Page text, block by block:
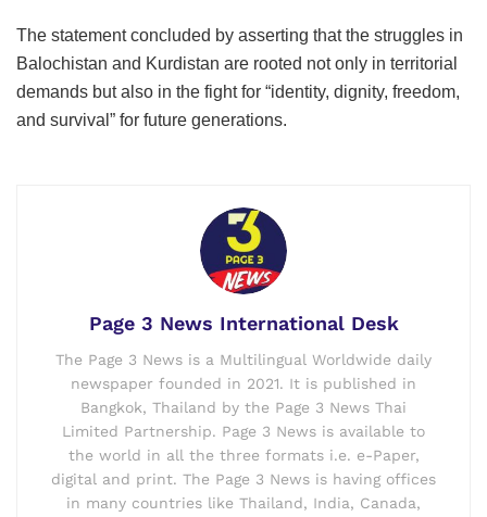
The statement concluded by asserting that the struggles in
Balochistan and Kurdistan are rooted not only in territorial
demands but also in the fight for “identity, dignity, freedom,
and survival” for future generations.
Page 3 News International Desk
The Page 3 News is a Multilingual Worldwide daily
newspaper founded in 2021. It is published in
Bangkok, Thailand by the Page 3 News Thai
Limited Partnership. Page 3 News is available to
the world in all the three formats i.e. e-Paper,
digital and print. The Page 3 News is having offices
in many countries like Thailand, India, Canada,